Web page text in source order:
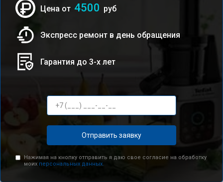
Цена от 4500 руб
Экспресс ремонт в день обращения
Гарантия до 3-х лет
Отправить заявку
Нажимая на кнопку отправить я даю свое согласие на обработку
моих персональных данных.